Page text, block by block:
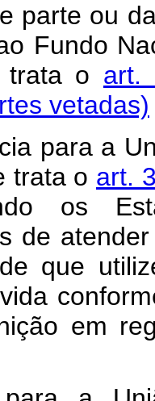
parte ou
Fundo
trata o art.
vetadas)
para a
trata o art.
os
de
que
em